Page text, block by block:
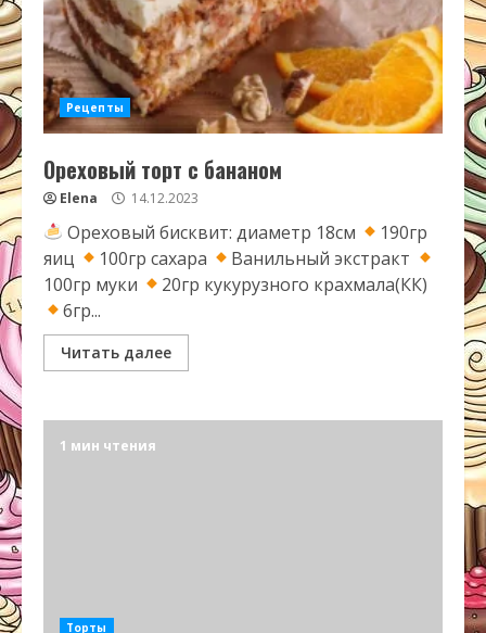
Рецепты
Ореховый торт с бананом
Elena 14.12.2023
Ореховый бисквит: диаметр 18см
190гр
яиц
100гр сахара
Ванильный экстракт
100гр муки
20гр кукурузного крахмала(КК)
6гр...
Читать далее
1 мин чтения
Торты